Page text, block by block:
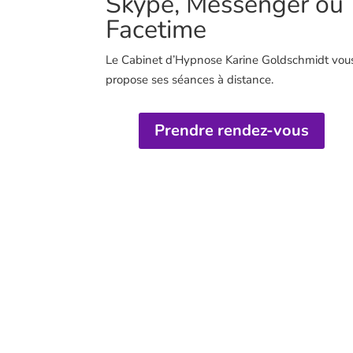
Facetime
Le Cabinet d’Hypnose Karine Goldschmidt
propose ses séances à distance.
Prendre rendez-vous